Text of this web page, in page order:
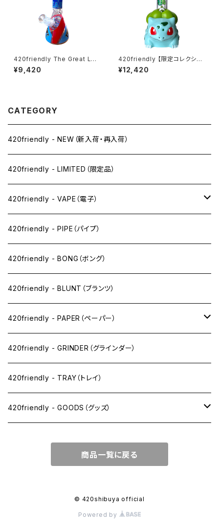
420friendly The Great Lea
der Beaker Bong - ガラスボ
ング（26cm）
¥9,420
420friendly 【限定コレクショ
ン】Green Bud Monster Bon
g / グリーンバッドモンスターボ
¥12,420
CATEGORY
420friendly - NEW（新入荷・再入荷）
420friendly - LIMITED（限定品）
420friendly - VAPE（電子）
ペン下
ニコパフ系
ドライ系
ワックス系
420friendly - PIPE（パイプ）
420friendly - BONG（ボング）
420friendly - BLUNT（ブランツ）
420friendly - PAPER（ペーパー）
SW(シングルワイド）サイズ
1 1/4サイズ
キングサイズスリム
キングサイズワイド
420friendly - GRINDER（グラインダー）
420friendly - TRAY（トレイ）
420friendly - GOODS（グッズ）
JOINT（ジョイント系）
CLEANING（掃除・保管）
商品一覧に戻る
© 420shibuya official
Powered by